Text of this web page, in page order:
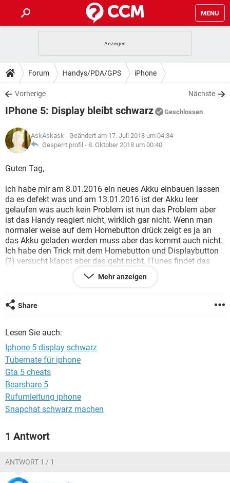
MENU
ANDROID IOS
WINDOWS 10
WHATSAPP TIKTOK
FACEBOOK
TIPPS & TRICKS
SPIELE STREAMING
WHATSAPP TIKTOK
FACEBOOK
DOWNLOADS
SPIELE STREAMING
ANDROID
WINDOWS 10 INSTAGRAM
WHATSAPP
SPIELE STREAMING
ANDROID
WINDOWS 10
WHATSAPP TIKTOK
FACEBOOK HARDWARE
LEXIKON
SPIELE
WINDOWS 10 INSTAGRAM
WHATSAPP TIKTOK
FACEBOOK HARDWARE
Forum Handys/PDA/GPS iPhone
Vorherige Nächste
IPhone 5: Display bleibt schwarz Geschlossen
AskAskask - Geändert am 17. Juli 2018 um 04:34
Gesperrt profil - 8. Oktober 2018 um 00:40
Guten Tag,
ich habe mir am 8.01.2016 ein neues Akku einbauen lassen
da es defekt was und am 13.01.2016 ist der Akku leer
gelaufen was auch kein Problem ist nun das Problem aber
ist das Handy reagiert nicht, wirklich gar nicht. Wenn man
normaler weise auf dem Homebutton drück zeigt es ja an
das Akku geladen werden muss aber das kommt auch nicht.
Ich habe den Trick mit dem Homebutton und Displaybutton
(?) versucht klappt aber das geht nicht. ITunes findet das
Handy auch nicht und eine Garantie habe ich auch nicht
Mehr anzeigen
Share
Lesen Sie auch:
Iphone 5 display schwarz
Tubemate für iphone
Gta 5 cheats
Bearshare 5
Rufumleitung iphone
Snapchat schwarz machen
1 Antwort
ANTWORT 1 / 1